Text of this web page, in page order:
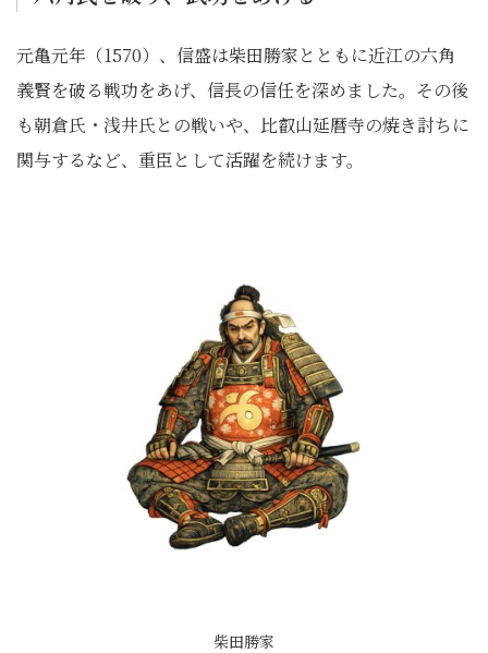
元亀元年（1570）、信盛は柴田勝家とともに近江の六角
義賢を破る戦功をあげ、信長の信任を深めました。その後
も朝倉氏・浅井氏との戦いや、比叡山延暦寺の焼き討ちに
関与するなど、重臣として活躍を続けます。
柴田勝家